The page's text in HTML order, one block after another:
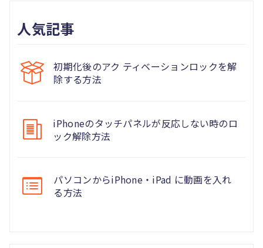
人気記事
初期化後のアク ティベーションロックを解
除する方法
iPhoneのタッチパネルが反応しない時のロ
ック解除方法
パソコンからiPhone・iPad に動画を入れ
る方法